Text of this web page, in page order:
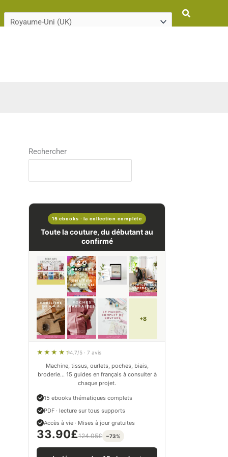
Rechercher
Rechercher
15 ebooks · la collection complète
Toute la couture, du débutant au
confirmé
+8
4.7/5 · 7 avis
Machine, tissus, ourlets, poches, biais,
broderie… 15 guides en français à consulter à
chaque projet.
15 ebooks thématiques complets
PDF · lecture sur tous supports
Accès à vie · Mises à jour gratuites
33.90£124.05£ −73%